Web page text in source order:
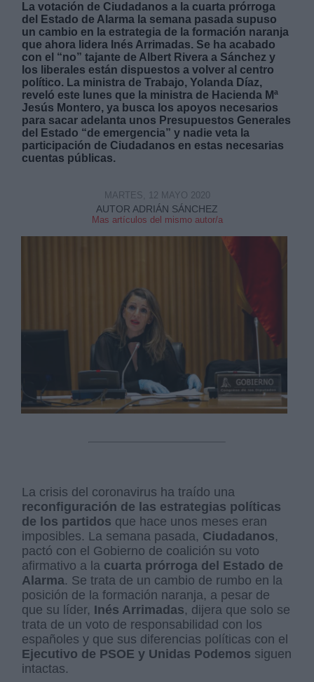
La votación de Ciudadanos a la cuarta prórroga
del Estado de Alarma la semana pasada supuso
un cambio en la estrategia de la formación naranja
que ahora lidera Inés Arrimadas. Se ha acabado
con el “no” tajante de Albert Rivera a Sánchez y
los liberales están dispuestos a volver al centro
político. La ministra de Trabajo, Yolanda Díaz,
reveló este lunes que la ministra de Hacienda Mª
Jesús Montero, ya busca los apoyos necesarios
para sacar adelanta unos Presupuestos Generales
del Estado “de emergencia” y nadie veta la
participación de Ciudadanos en estas necesarias
cuentas públicas.
AUTOR ADRIÁN SÁNCHEZ
Mas artículos del mismo autor/a
MARTES, 12 MAYO 2020
La crisis del coronavirus ha traído una
reconfiguración de las estrategias políticas
de los partidos que hace unos meses eran
imposibles. La semana pasada, Ciudadanos,
pactó con el Gobierno de coalición su voto
afirmativo a la cuarta prórroga del Estado de
Alarma. Se trata de un cambio de rumbo en la
posición de la formación naranja, a pesar de
que su líder, Inés Arrimadas, dijera que solo se
trata de un voto de responsabilidad con los
españoles y que sus diferencias políticas con el
Ejecutivo de PSOE y Unidas Podemos siguen
intactas.
Derechos:
link
Información adicional